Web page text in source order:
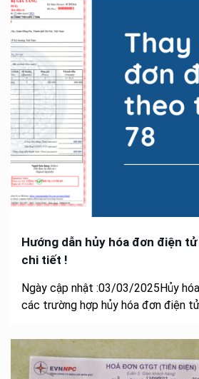
Hướng dẫn hủy hóa đơn điện
chi tiết !
Ngày cập nhật :03/03/2025Hủy
các trường hợp hủy hóa đơn điện